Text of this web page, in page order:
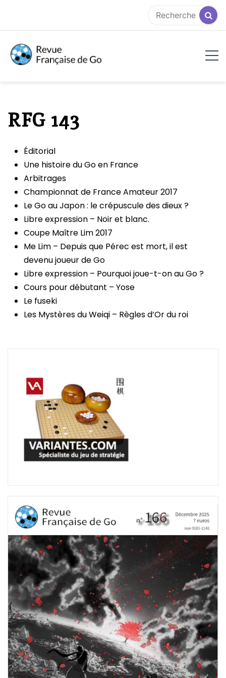
contenu
RFG 143
Éditorial
Une histoire du Go en France
Arbitrages
Championnat de France Amateur 2017
Le Go au Japon : le crépuscule des dieux ?
Libre expression – Noir et blanc.
Coupe Maître Lim 2017
Me Lim – Depuis que Pérec est mort, il est
devenu joueur de Go
Libre expression – Pourquoi joue-t-on au Go ?
Cours pour débutant – Yose
Le fuseki
Les Mystères du Weiqi – Règles d’Or du roi